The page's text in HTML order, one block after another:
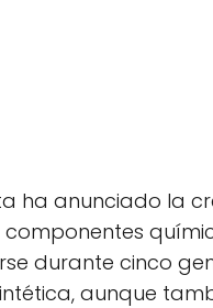
ha anunciado la
durante cinco
aunque